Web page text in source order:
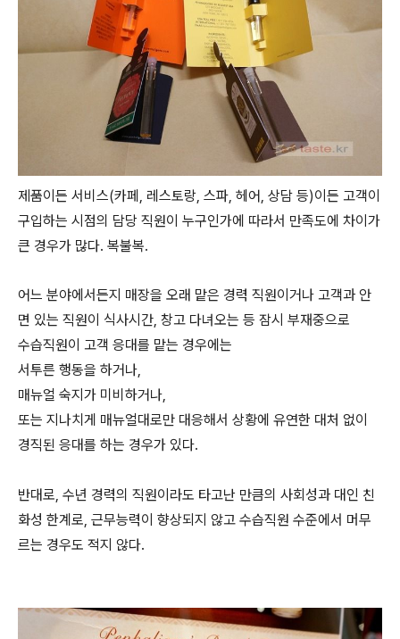
제품이든 서비스(카페, 레스토랑, 스파, 헤어, 상담 등)이든 고객이
구입하는 시점의 담당 직원이 누구인가에 따라서 만족도에 차이가
큰 경우가 많다. 복불복.
어느 분야에서든지 매장을 오래 맡은 경력 직원이거나 고객과 안
면 있는 직원이 식사시간, 창고 다녀오는 등 잠시 부재중으로
수습직원이 고객 응대를 맡는 경우에는
서투른 행동을 하거나,
매뉴얼 숙지가 미비하거나,
또는 지나치게 매뉴얼대로만 대응해서 상황에 유연한 대처 없이
경직된 응대를 하는 경우가 있다.
반대로, 수년 경력의 직원이라도 타고난 만큼의 사회성과 대인 친
화성 한계로, 근무능력이 향상되지 않고 수습직원 수준에서 머무
르는 경우도 적지 않다.